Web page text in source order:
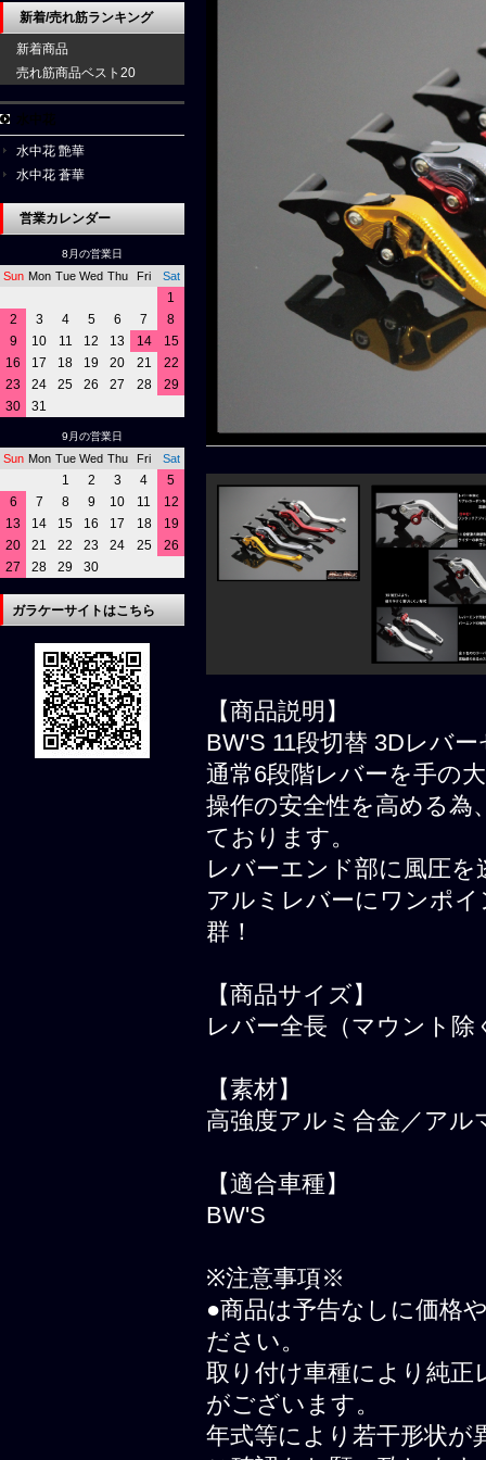
【商品説明】
BW'S 11段切替 3Dレバ
通常6段階レバーを手の
操作の安全性を高める為
ております。
レバーエンド部に風圧
アルミレバーにワンポ
群！
【商品サイズ】
レバー全長（マウント除
【素材】
高強度アルミ合金／アル
【適合車種】
BW'S
※注意事項※
●商品は予告なしに価格
ださい。
取り付け車種により純正
がございます。
年式等により若干形状が
新着/売れ筋ランキング
新着商品
売れ筋商品ベスト20
水中花 艶華
水中花 蒼華
営業カレンダー
8月の営業日
Sun Mon Tue Wed Thu Fri Sat
1
2
3 4 5 6 7
8
9
10 11 12 13 14
15
16
17 18 19 20 21
22
23
24 25 26 27 28
29
30
31
9月の営業日
Sun Mon Tue Wed Thu Fri Sat
1 2 3 4
5
6
7 8 9 10 11
12
13
14 15 16 17 18
19
20
21 22 23 24 25
26
27
28 29 30
ガラケーサイトはこちら